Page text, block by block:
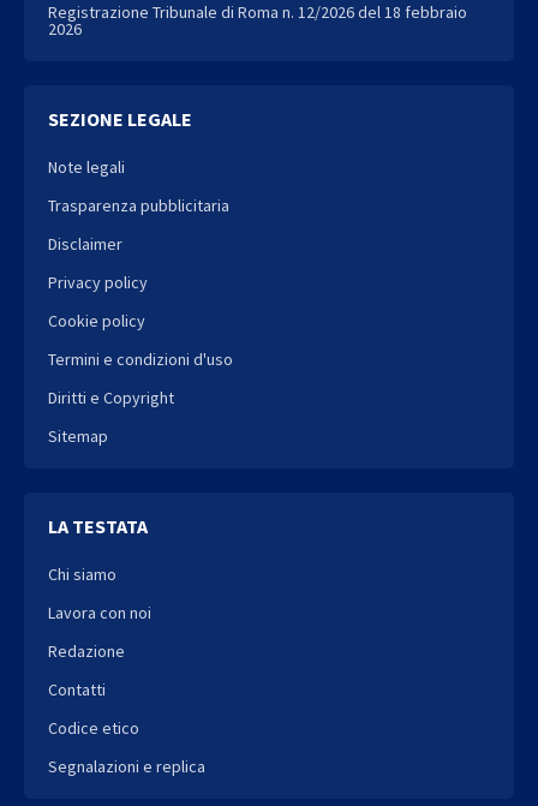
Registrazione Tribunale di Roma n. 12/2026 del 18 febbraio
2026
SEZIONE LEGALE
Note legali
Trasparenza pubblicitaria
Disclaimer
Privacy policy
Cookie policy
Termini e condizioni d'uso
Diritti e Copyright
Sitemap
LA TESTATA
Chi siamo
Lavora con noi
Redazione
Contatti
Codice etico
Segnalazioni e replica